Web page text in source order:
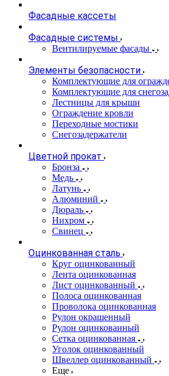
Фасадные кассеты
Фасадные системы
Вентилируемые фасады
Элементы безопасности
Комплектующие для
Комплектующие для
Лестницы для крыши
Ограждение кровли
Переходные мостики
Снегозадержатели
Цветной прокат
Бронза
Медь
Латунь
Алюминий
Дюраль
Нихром
Свинец
Оцинкованная сталь
Круг оцинкованный
Лента оцинкованная
Лист оцинкованный
Полоса оцинкованная
Проволока оцинкованная
Рулон окрашенный
Рулон оцинкованный
Сетка оцинкованная
Уголок оцинкованный
Швеллер оцинкованный
Еще